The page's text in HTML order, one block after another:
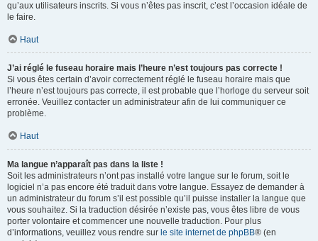
qu’aux utilisateurs inscrits. Si vous n’êtes pas inscrit, c’est l’occasion idéale de
le faire.
Haut
J’ai réglé le fuseau horaire mais l’heure n’est toujours pas correcte !
Si vous êtes certain d’avoir correctement réglé le fuseau horaire mais que
l’heure n’est toujours pas correcte, il est probable que l’horloge du serveur soit
erronée. Veuillez contacter un administrateur afin de lui communiquer ce
problème.
Haut
Ma langue n’apparaît pas dans la liste !
Soit les administrateurs n’ont pas installé votre langue sur le forum, soit le
logiciel n’a pas encore été traduit dans votre langue. Essayez de demander à
un administrateur du forum s’il est possible qu’il puisse installer la langue que
vous souhaitez. Si la traduction désirée n’existe pas, vous êtes libre de vous
porter volontaire et commencer une nouvelle traduction. Pour plus
d’informations, veuillez vous rendre sur le site internet de phpBB® (en